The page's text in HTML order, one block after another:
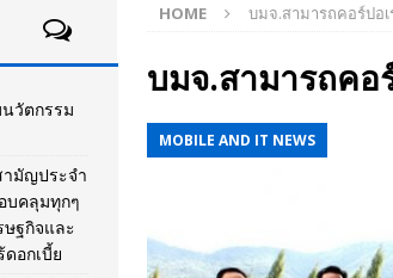
เริ่มแล้วงานมหกรรมยานยนต์ The 47th Bangkok
NEWS
] นครปฐมส้มไม่แผ่ว แต่บ้านใหญ่ผนึกกำลัง สกัด!! เจาะสนาม
เลิกรบกันเอง
PR NEWS
] i-Motor เปิดตัว BREEZE ปักธงผู้นำ EV สองล้อที่เข้าใจผู้
จุฬาฯ เปิดตัวโครงการ ต้นแบบนวัตกรรมอาหารสุขภาพ “GIN-D”
HOME บมจ.สามารถคอร์ปอ
บมจ.สามารถคอ
MOBILE AND IT NEWS
วัตกรรม
มัญประจำ
บคลุมทุกๆ
ฐกิจและ
อกเบี้ย